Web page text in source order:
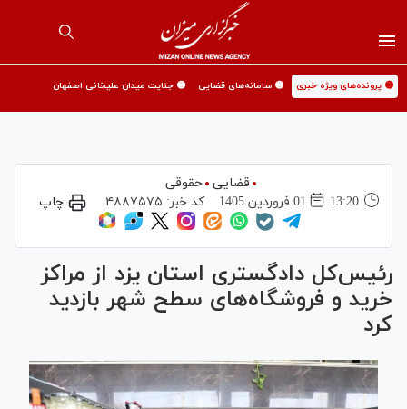
🟡 پرونده‌های ویژه خبری 🟡 سامانه‌های قضایی 🟡 جنایت میدان علیخانی اصفهان
قضایی حقوقی
13:20
01 فروردين 1405 کد خبر: ۴۸۸۷۵۷۵ چاپ
رئیس‌کل دادگستری استان یزد از مراکز
خرید و فروشگاه‌های سطح شهر بازدید
کرد